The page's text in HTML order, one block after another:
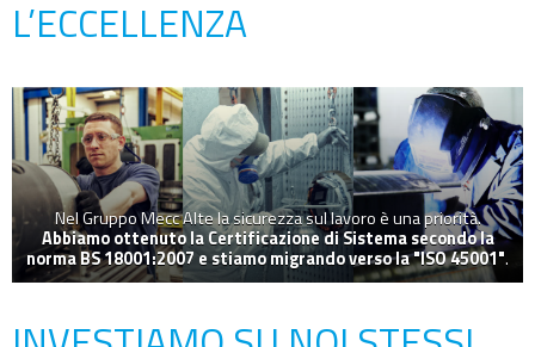
L’ECCELLENZA
Nel Gruppo Mecc Alte la sicurezza sul lavoro è una priorità.
Abbiamo ottenuto la Certificazione di Sistema secondo la
norma BS 18001:2007 e stiamo migrando verso la "ISO 45001".